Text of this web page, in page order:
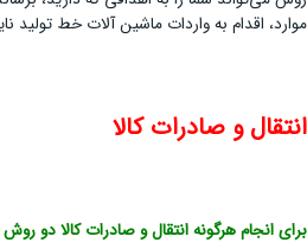
موارد، اقدام به واردات ماشین آلات خط تولید
انتقال و صادرات کالا
برای انجام هرگونه انتقال و صادرات کالا دو